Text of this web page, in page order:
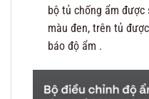
bộ tủ chống ẩm
màu đen, trên tủ
báo độ ẩm .